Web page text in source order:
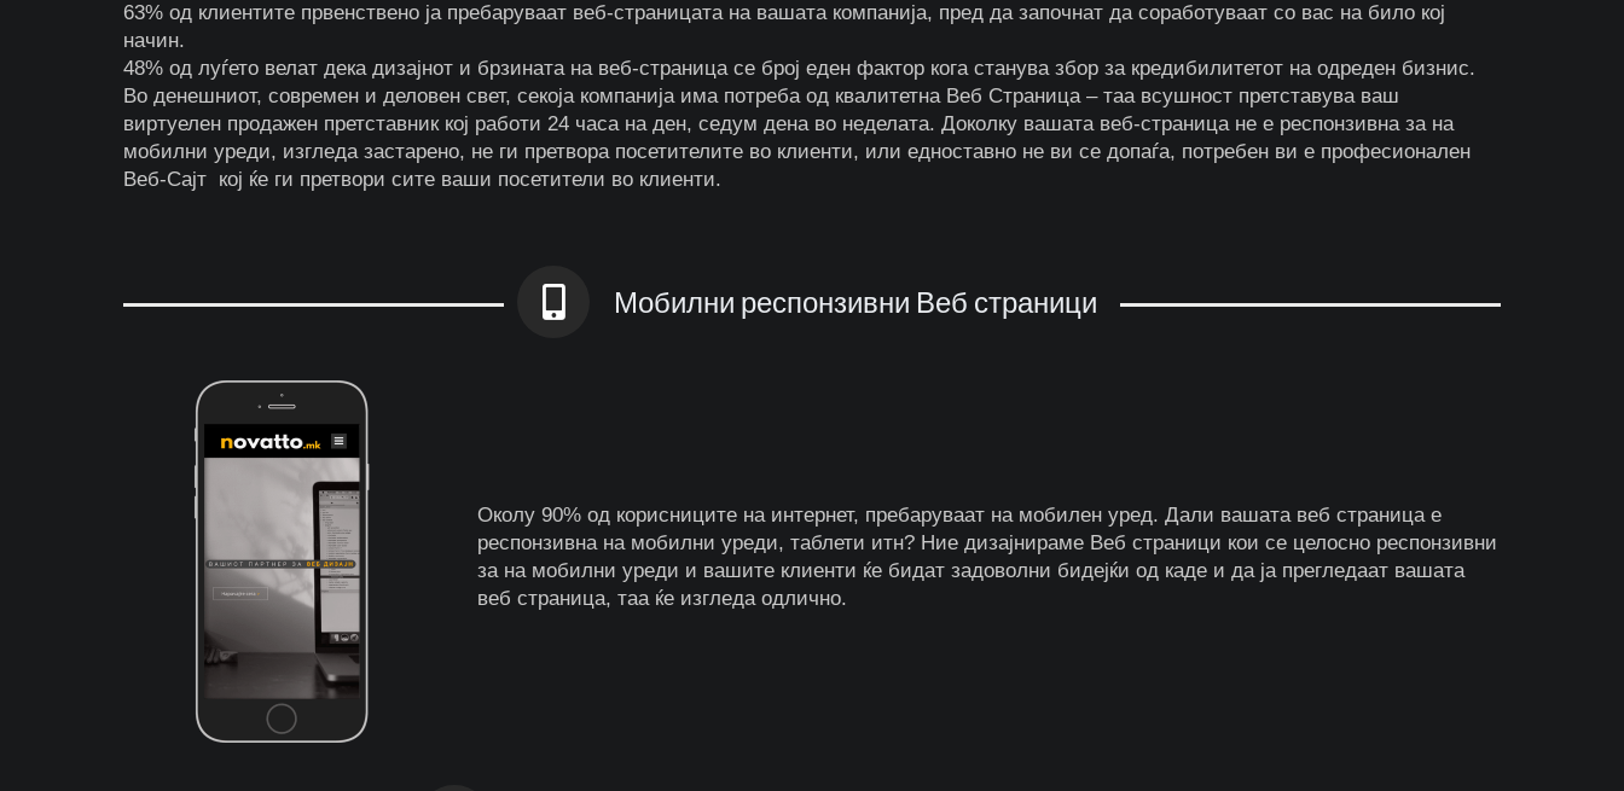
63% од клиентите првенствено ја пребаруваат веб-страницата на вашата компанија, пред да започнат да соработуваат со вас на било кој
начин.
48% од луѓето велат дека дизајнот и брзината на веб-страница се број еден фактор кога станува збор за кредибилитетот на одреден бизнис.
Во денешниот, современ и деловен свет, секоја компанија има потреба од квалитетна Веб Страница – таа всушност претставува ваш
виртуелен продажен претставник кој работи 24 часа на ден, седум дена во неделата. Доколку вашата веб-страница не е респонзивна за на
мобилни уреди, изгледа застарено, не ги претвора посетителите во клиенти, или едноставно не ви се допаѓа, потребен ви е професионален
Веб-Сајт кој ќе ги претвори сите ваши посетители во клиенти.
Мобилни респонзивни Веб страници
Околу 90% од корисниците на интернет, пребаруваат на мобилен уред. Дали вашата веб страница е
респонзивна на мобилни уреди, таблети итн? Ние дизајнираме Веб страници кои се целосно респонзивни
за на мобилни уреди и вашите клиенти ќе бидат задоволни бидејќи од каде и да ја прегледаат вашата
веб страница, таа ќе изгледа одлично.